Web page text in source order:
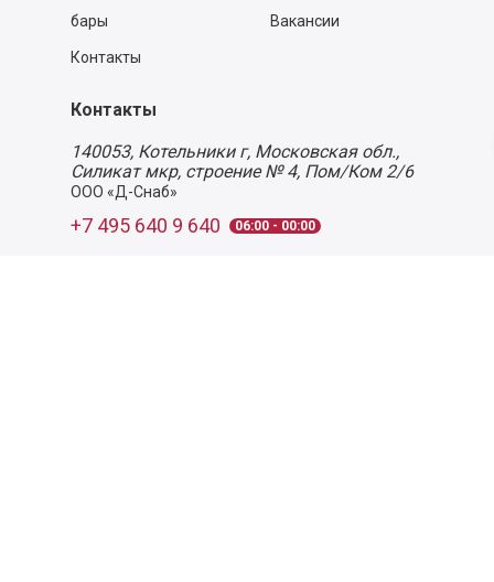
бары
Контакты
Вакансии
Контакты
140053, Котельники г, Московская обл.,
Силикат мкр, строение № 4, Пом/Ком 2/6
ООО «Д-Снаб»
+7 495 640 9 640 06:00 - 00:00